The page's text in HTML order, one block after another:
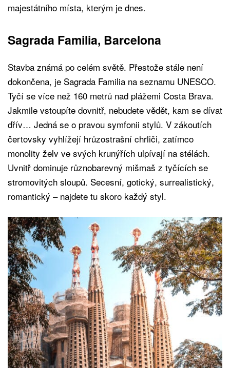
majestátního místa, kterým je dnes.
Sagrada Familia, Barcelona
Stavba známá po celém světě. Přestože stále není
dokončena, je Sagrada Familia na seznamu UNESCO.
Tyčí se více než 160 metrů nad plážemi Costa Brava.
Jakmile vstoupíte dovnitř, nebudete vědět, kam se dívat
dřív… Jedná se o pravou symfonii stylů. V zákoutích
čertovsky vyhlížejí hrůzostrašní chrliči, zatímco
monolity želv ve svých krunýřích ulpívají na stélách.
Uvnitř dominuje různobarevný mišmaš z tyčících se
stromovitých sloupů. Secesní, gotický, surrealistický,
romantický – najdete tu skoro každý styl.